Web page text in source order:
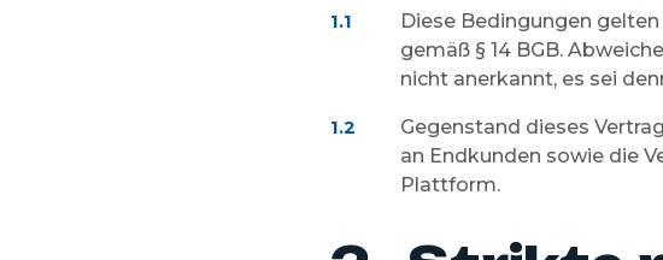
1.1
Diese Bedingungen
gemäß § 14 BGB.
nicht anerkannt, es sei
1.2
Gegenstand dieses
an Endkunden sowie die
Plattform.